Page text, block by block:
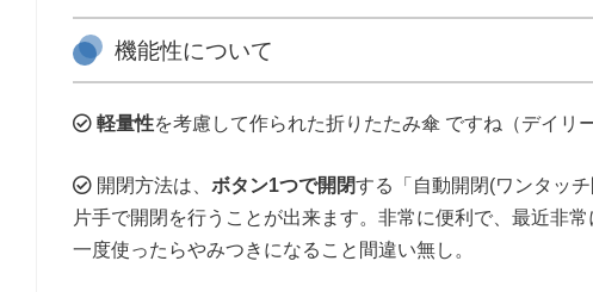
機能性について
軽量性を考慮して作られた折りたたみ傘 ですね（デイリ
開閉方法は、 ボタン1つで開閉する「自動開閉(ワンタッチ
片手で開閉を行うことが出来ます。非常に便利で、最近非常
一度使ったらやみつきになること間違い無し。